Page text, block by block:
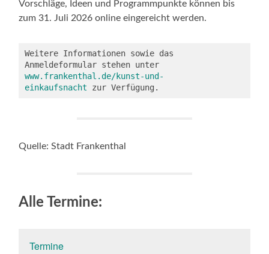
Vorschläge, Ideen und Programmpunkte können bis
zum 31. Juli 2026 online eingereicht werden.
Weitere Informationen sowie das
Anmeldeformular stehen unter
www.frankenthal.de/kunst-und-
einkaufsnacht zur Verfügung.
Quelle: Stadt Frankenthal
Alle Termine:
Termine